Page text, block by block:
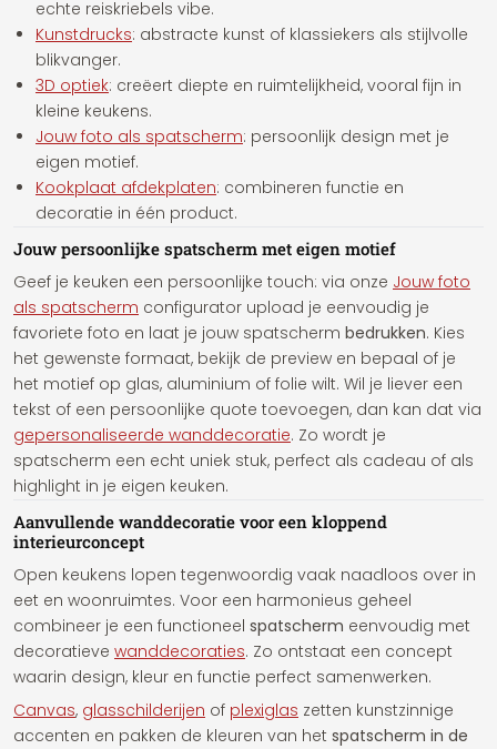
echte reiskriebels vibe.
Kunstdrucks: abstracte kunst of klassiekers als stijlvolle
blikvanger.
3D optiek: creëert diepte en ruimtelijkheid, vooral fijn in
kleine keukens.
Jouw foto als spatscherm: persoonlijk design met je
eigen motief.
Kookplaat afdekplaten: combineren functie en
decoratie in één product.
Jouw persoonlijke spatscherm met eigen motief
Geef je keuken een persoonlijke touch: via onze Jouw foto
als spatscherm configurator upload je eenvoudig je
favoriete foto en laat je jouw spatscherm bedrukken. Kies
het gewenste formaat, bekijk de preview en bepaal of je
het motief op glas, aluminium of folie wilt. Wil je liever een
tekst of een persoonlijke quote toevoegen, dan kan dat via
gepersonaliseerde wanddecoratie. Zo wordt je
spatscherm een echt uniek stuk, perfect als cadeau of als
highlight in je eigen keuken.
Aanvullende wanddecoratie voor een kloppend
interieurconcept
Open keukens lopen tegenwoordig vaak naadloos over in
eet en woonruimtes. Voor een harmonieus geheel
combineer je een functioneel spatscherm eenvoudig met
decoratieve wanddecoraties. Zo ontstaat een concept
waarin design, kleur en functie perfect samenwerken.
Canvas, glasschilderijen of plexiglas zetten kunstzinnige
accenten en pakken de kleuren van het spatscherm in de